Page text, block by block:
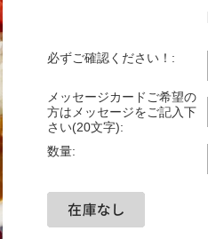
必ずご確認ください！:
メッセージカードご希望の
方はメッセージをご記入下
さい(20文字):
数量: